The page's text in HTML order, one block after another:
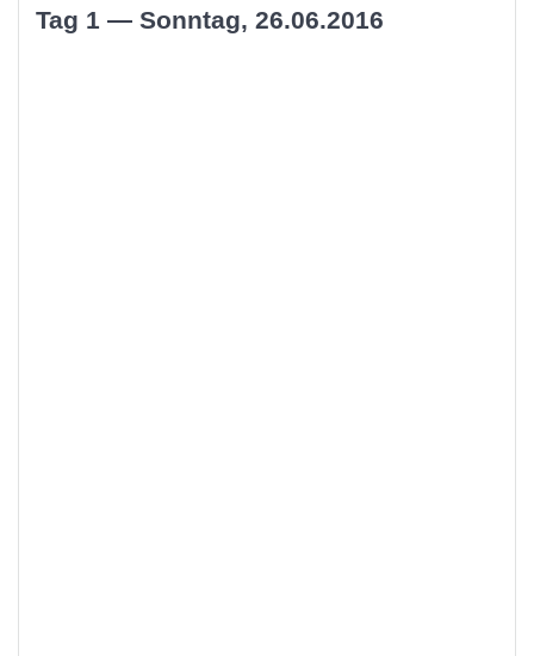
Tag 1 — Sonntag, 26.06.2016